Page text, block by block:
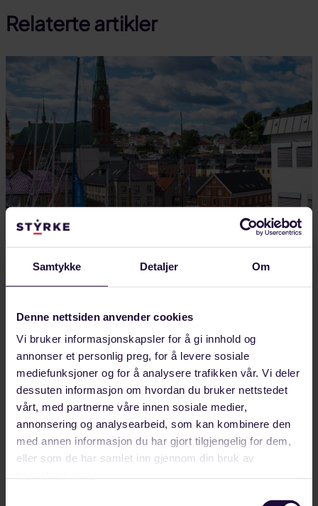
Samtykke Detaljer Om
Denne nettsiden anvender cookies
Vi bruker informasjonskapsler for å gi innhold og
annonser et personlig preg, for å levere sosiale
mediefunksjoner og for å analysere trafikken vår. Vi deler
dessuten informasjon om hvordan du bruker nettstedet
vårt, med partnerne våre innen sosiale medier,
annonsering og analysearbeid, som kan kombinere den
med annen informasjon du har gjort tilgjengelig for dem,
eller som de har samlet inn gjennom din bruk av
facebook
linkedin
Relaterte artikler
august. Se oversikt over hvilke arrangement vi er
med på.
LANDINDUSTRI